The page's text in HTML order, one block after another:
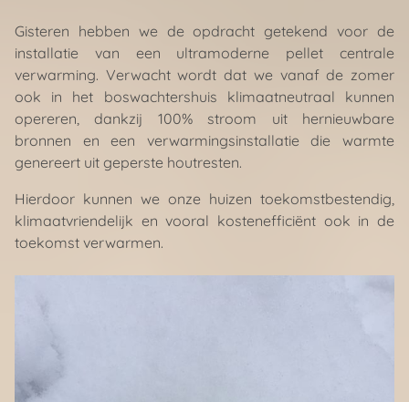
Gisteren hebben we de opdracht getekend voor de
installatie van een ultramoderne pellet centrale
verwarming. Verwacht wordt dat we vanaf de zomer
ook in het boswachtershuis klimaatneutraal kunnen
opereren, dankzij 100% stroom uit hernieuwbare
bronnen en een verwarmingsinstallatie die warmte
genereert uit geperste houtresten.
Hierdoor kunnen we onze huizen toekomstbestendig,
klimaatvriendelijk en vooral kostenefficiënt ook in de
toekomst verwarmen.